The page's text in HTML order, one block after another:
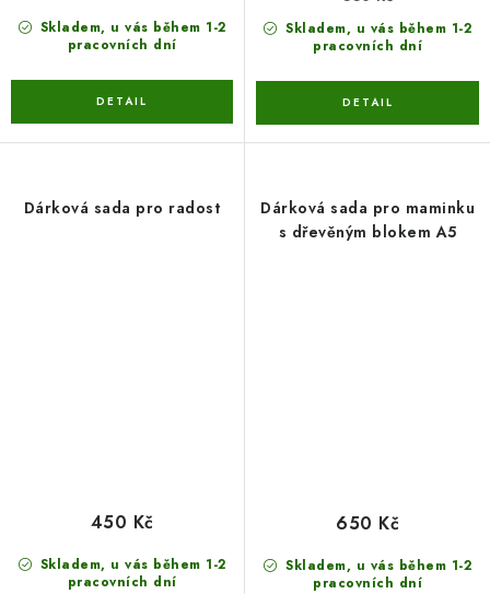
Skladem, u vás během 1-2
pracovních dní
Skladem, u vás během 1-2
pracovních dní
Dárková sada pro radost
Skladem, u vás během 1-2
pracovních dní
450 Kč
Dárková sada pro maminku
s dřevěným blokem A5
Skladem, u vás během 1-2
pracovních dní
650 Kč